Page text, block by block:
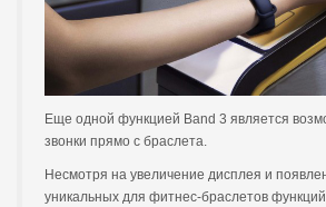
Еще одной функцией Band 3 является
звонки прямо с браслета.
Несмотря на увеличение дисплея и
уникальных для фитнес-браслетов